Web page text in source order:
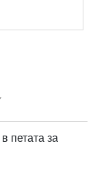
петата за